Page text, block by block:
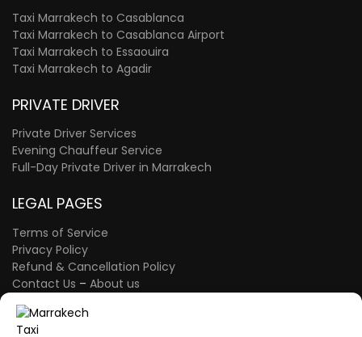
Taxi Marrakech to Casablanca
Taxi Marrakech to Casablanca Airport
Taxi Marrakech to Essaouira
Taxi Marrakech to Agadir
PRIVATE DRIVER
Private Driver Services
Evening Chauffeur Service
Full-Day Private Driver in Marrakech
LEGAL PAGES
Terms of Service
Privacy Policy
Refund & Cancellation Policy
Contact Us – About us
A proud member of the Atlas Wings Group.